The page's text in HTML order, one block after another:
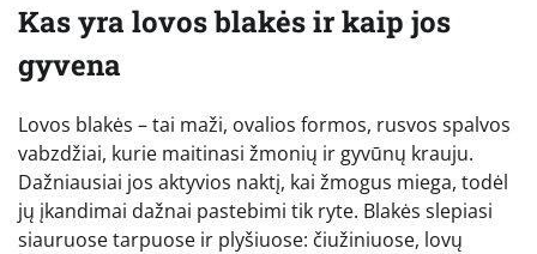
Kas yra lovos blakės ir kaip jos
gyvena
Lovos blakės – tai maži, ovalios formos, rusvos spalvos
vabzdžiai, kurie maitinasi žmonių ir gyvūnų krauju.
Dažniausiai jos aktyvios naktį, kai žmogus miega, todėl
jų įkandimai dažnai pastebimi tik ryte. Blakės slepiasi
siauruose tarpuose ir plyšiuose: čiužiniuose, lovų